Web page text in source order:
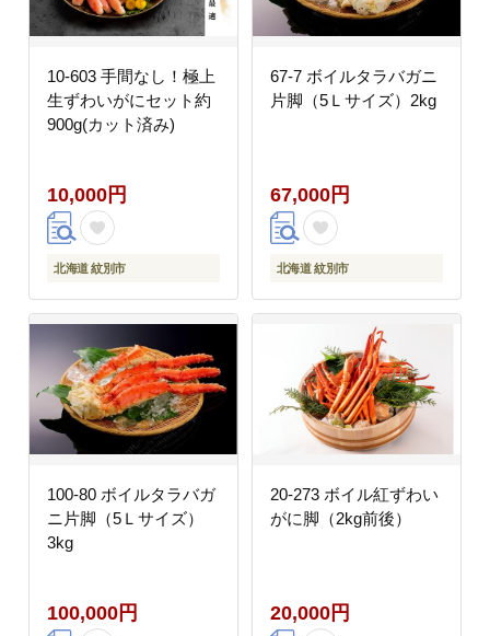
10-603 手間なし！極上
生ずわいがにセット約
900g(カット済み)
10,000円
北海道 紋別市
67-7 ボイルタラバガニ
片脚（5Ｌサイズ）2kg
67,000円
北海道 紋別市
100-80 ボイルタラバガ
ニ片脚（5Ｌサイズ）
3kg
100,000円
20-273 ボイル紅ずわい
がに脚（2kg前後）
20,000円